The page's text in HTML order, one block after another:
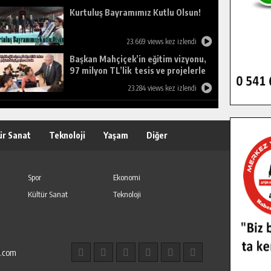
Kurtuluş Bayramımız Kutlu Olsun!
23.669 views kez izlendi
Başkan Mahçiçek’in eğitim vizyonu,
97 milyon TL’lik tesis ve projelerle
23.284 views kez izlendi
Sanat Teknoloji Yaşam Diğer
Spor
Ekonomi
Kültür Sanat
Teknoloji